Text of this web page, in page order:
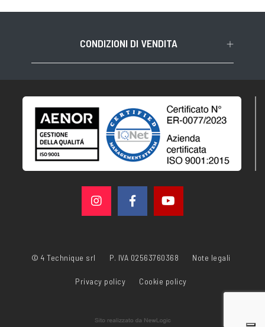
CONDIZIONI DI VENDITA
© 4 Technique srl P. IVA 02563760368 Note legali
Privacy policy Cookie policy